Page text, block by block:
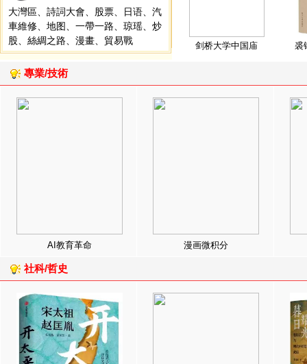
大灣區
詩詞大會 股票 日语
汽
車維修
地图 一帶一路 琼瑶
炒
股
絲綢之路 漫畫 貿易戰 剑桥大学中国庙 裘
專業/技術
AI教育革命 漫画微积分
社科/哲史